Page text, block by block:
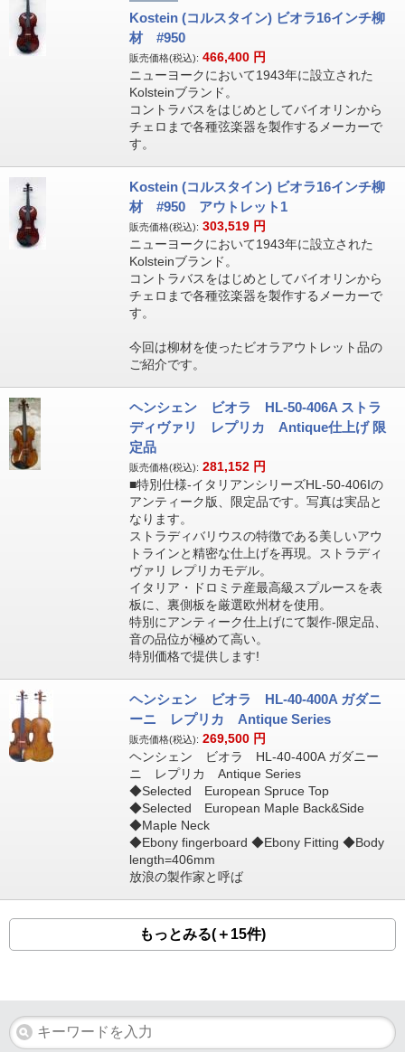
Kostein (コルスタイン) ビオラ16インチ柳
材 #950
販売価格(税込): 466,400 円
ニューヨークにおいて1943年に設立された
Kolsteinブランド。
コントラバスをはじめとしてバイオリンから
チェロまで各種弦楽器を製作するメーカーで
す。
Kostein (コルスタイン) ビオラ16インチ柳
材 #950 アウトレット1
販売価格(税込): 303,519 円
ニューヨークにおいて1943年に設立された
Kolsteinブランド。
コントラバスをはじめとしてバイオリンから
チェロまで各種弦楽器を製作するメーカーで
す。
今回は柳材を使ったビオラアウトレット品の
ご紹介です。
ヘンシェン ビオラ HL-50-406A ストラ
ディヴァリ レプリカ Antique仕上げ 限
定品
販売価格(税込): 281,152 円
■特別仕様-イタリアンシリーズHL-50-406Iの
アンティーク版、限定品です。写真は実品と
なります。
ストラディバリウスの特徴である美しいアウ
トラインと精密な仕上げを再現。ストラディ
ヴァリ レプリカモデル。
イタリア・ドロミテ産最高級スプルースを表
板に、裏側板を厳選欧州材を使用。
特別にアンティーク仕上げにて製作-限定品、
音の品位が極めて高い。
特別価格で提供します!
ヘンシェン ビオラ HL-40-400A ガダニ
ーニ レプリカ Antique Series
販売価格(税込): 269,500 円
ヘンシェン ビオラ HL-40-400A ガダニー
ニ レプリカ Antique Series
◆Selected European Spruce Top
◆Selected European Maple Back&Side
◆Maple Neck
◆Ebony fingerboard ◆Ebony Fitting ◆Body
length=406mm
放浪の製作家と呼ば
もっとみる(＋15件)